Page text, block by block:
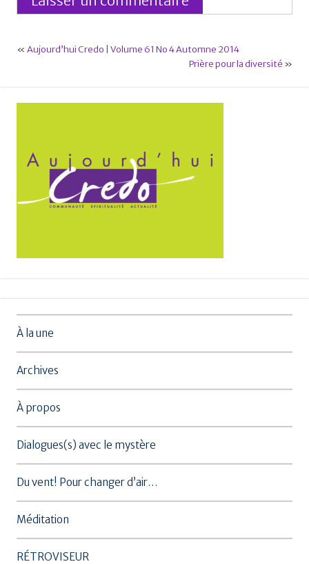
« Aujourd’hui Credo | Volume 61 No 4 Automne 2014
Prière pour la diversité »
À la une
Archives
À propos
Dialogues(s) avec le mystère
Du vent! Pour changer d’air…
Méditation
RÉTROVISEUR